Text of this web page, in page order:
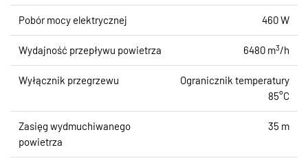
Pobór mocy elektrycznej 460 W
Wydajność przepływu powietrza 6480 m3/h
Wyłącznik przegrzewu
Ogranicznik temperatury
85°C
Zasięg wydmuchiwanego
powietrza
35 m